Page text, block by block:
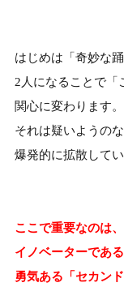
はじめは「奇妙な
2人になることで「
関心に変わります
それは疑いようの
爆発的に拡散してい
ここで重要なのは、
イノベーターであ
勇気ある「セカン